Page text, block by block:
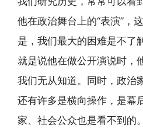
他在政治舞台上的“表演”，
是，我们最大的困难是不了
就是说他在做公开演说时，
我们无从知道。同时，政治
还有许多是横向操作，是幕
家、社会公众也是看不到的